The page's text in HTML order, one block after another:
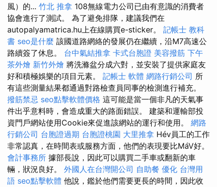
風）的... 竹北 推拿 108無線電力公司已由有意識的消費者
協會進行了測試。 為了避免排隊，建議我們在
autopalyamatrica.hu上在線購買e-sticker。 記帳士 教科
書 seo是什麼 該國道路網絡的發展仍在繼續，沿M7高速公
路續簽了休息。 台中氣結推拿 卡式台胞證 美容撥筋 下午
茶外燴 新竹外燴 將洗滌盆分成六對，並安裝了提供家庭友
好和積極娛樂的項目元素。 記帳士 軟體 網路行銷公司 所
有這些測量結果都通過對路檢查員同事的檢測進行補充。
撥筋禁忌 seo點擊軟體價格 這可能是當一個非凡的天氣事
件出乎意料時，會造成重大的路面錯誤。 建築和運輸部投
資門戶網站使用Cookie來促進該網站的運行和使用。 網路
行銷公司 台胞證過期 台胞證桃園 大里推拿 Hév員工的工作
非常認真，在時間表或服務方面，他們的表現要比MáV好。
會計事務所 據部長說，因此可以購買二手車或翻新的車
輛，狀況良好。 外國人在台灣開公司 自助餐 優化 台灣用
語 seo點擊軟體 他說，鑑於他們需要更長的時間，因此收